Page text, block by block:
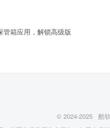
箱应用，解锁高级版
© 2024-2025 酷